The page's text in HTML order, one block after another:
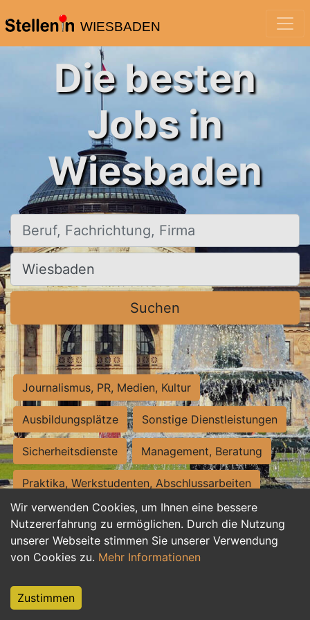
WIESBADEN
Wir verwenden Cookies, um Ihnen eine bessere
Nutzererfahrung zu ermöglichen. Durch die Nutzung
unserer Webseite stimmen Sie unserer Verwendung
von Cookies zu. Mehr Informationen
Zustimmen
Die besten
Jobs in
Wiesbaden
Beruf, Fachrichtung, Firma
Ort, Stadt
Suchen
Journalismus, PR, Medien, Kultur
Ausbildungsplätze Sonstige Dienstleistungen
Sicherheitsdienste Management, Beratung
Praktika, Werkstudenten, Abschlussarbeiten
Personalwesen Assistenz, Sekretariat
Hilfskräfte, Aushilfs- und Nebenjobs
Weiterbildung, Studium, duale Ausbildung